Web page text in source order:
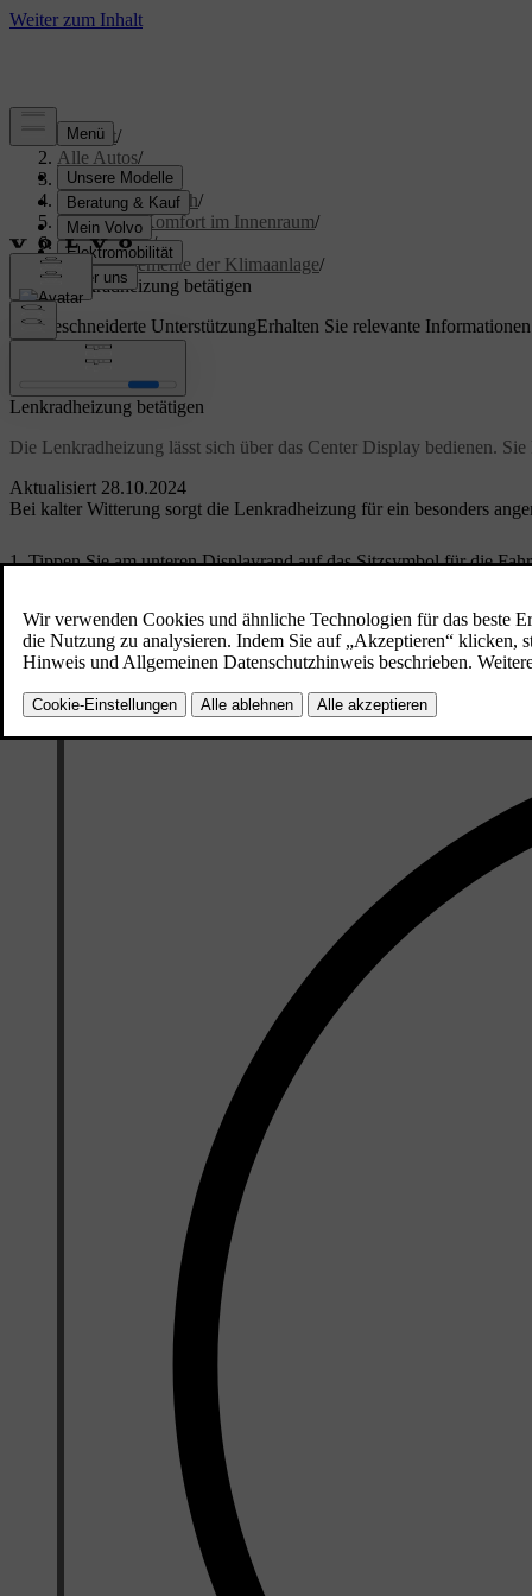
Support/
Alle Autos/
S60 2024/
Benutzerhandbuch/
Klima und Komfort im Innenraum/
Klimaanlage/
Bedienelemente der Klimaanlage/
Lenkradheizung betätigen
Maßgeschneiderte UnterstützungErhalten Sie relevante
Anmelden
Aktualisiert 28.10.2024
Lenkradheizung betätigen
Die Lenkradheizung lässt sich über das Center Display bedienen.
Bei kalter Witterung sorgt die Lenkradheizung für ein besonders
Tippen Sie am unteren Displayrand auf das Sitzsymbol für die